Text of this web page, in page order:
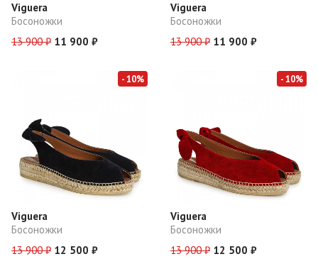
Viguera
Босоножки
13 900 ₽ 11 900 ₽
Viguera
Босоножки
13 900 ₽ 11 900 ₽
- 10%
Viguera
Босоножки
13 900 ₽ 12 500 ₽
- 10%
Viguera
Босоножки
13 900 ₽ 12 500 ₽